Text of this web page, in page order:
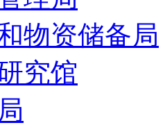
物资储备局
究馆